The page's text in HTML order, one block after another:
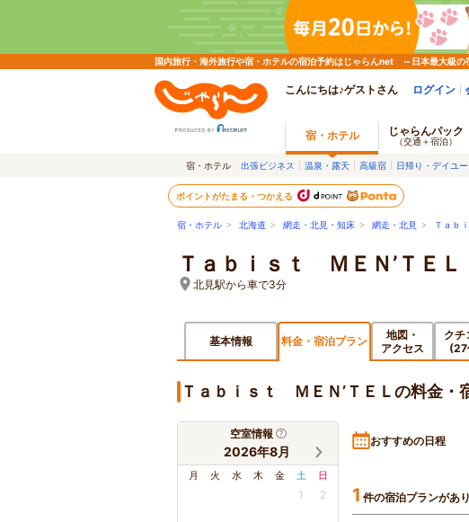
国内旅行・海外旅行や宿・ホテルの宿泊予約はじゃらんnet ～日本最大級の
こんにちは♪ゲストさん ログイン
宿・ホテル じゃらんパック
（交通＋宿泊）
宿・ホテル 出張ビジネス 温泉・露天 高級宿 日帰り・デイユー
ポイントがたまる・つかえる
宿・ホテル > 北海道 > 網走・北見・知床 > 網走・北見 > Ｔａｂ
Ｔａｂｉｓｔ ＭＥＮ’ＴＥＬ
北見駅から車で3分
基本情報 料金・宿泊プラン
地図・
アクセス
クチ
(27
Ｔａｂｉｓｔ ＭＥＮ’ＴＥＬの料金・
空室情報
2026年8月
月 火 水 木 金 土 日
1 2
おすすめの日程
1 件の宿泊プランがあ